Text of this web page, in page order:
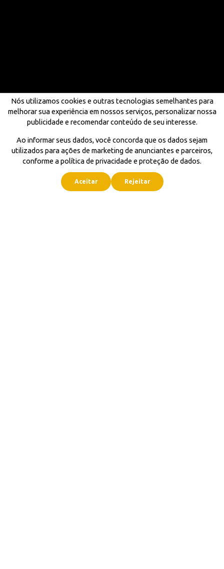
Nós utilizamos cookies e outras tecnologias semelhantes para
melhorar sua experiência em nossos serviços, personalizar nossa
publicidade e recomendar conteúdo de seu interesse.
Ao informar seus dados, você concorda que os dados sejam
utilizados para ações de marketing de anunciantes e parceiros,
conforme a política de privacidade e proteção de dados.
Aceitar Rejeitar